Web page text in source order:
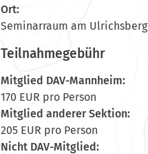
Ort:
Seminarraum am Ulrichsberg
Teilnahmegebühr
Mitglied DAV-Mannheim:
170 EUR pro Person
Mitglied anderer Sektion:
205 EUR pro Person
Nicht DAV-Mitglied: